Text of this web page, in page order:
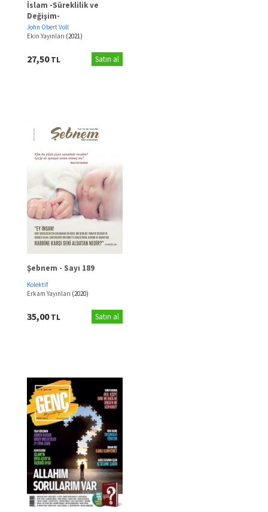
İslam -Süreklilik ve
Değişim-
John Obert Voll
Ekin Yayınları (2021)
27,50TL Satın al
Şebnem - Sayı 189
Kolektif
Erkam Yayınları (2020)
35,00TL Satın al